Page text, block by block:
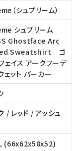
（シュプリーム）
シュプリーム
Ghostface Arc
Sweatshirt ゴ
ェイス アークフーデ
ェット パーカー
/ レッド /アッシュ
(66x62x58x52)